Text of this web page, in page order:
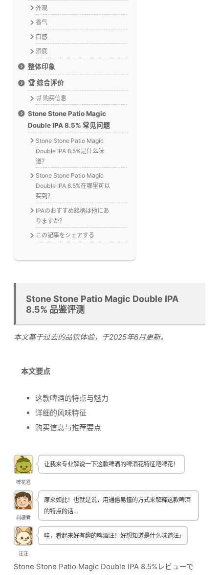
外观
香气
口感
酒底
整体印象
🏆 综合评价
🛒 购买信息
Stone Stone Patio Magic
Double IPA 8.5% 常见问题
Stone Stone Patio Magic
Double IPA 8.5%是什么味
道？
Stone Stone Patio Magic
Double IPA 8.5%在哪里可以
买到？
IPAのおすすめ銘柄は他にあ
りますか？
この記事をシェアする
Stone Stone Patio Magic Double IPA
8.5% 品鉴评测
本文基于过去的品饮体验，于2025年6月更新。
本文要点
这款啤酒的特点与魅力
详细的风味特征
购买信息与推荐要点
啤花君
让我来专业解说一下这款啤酒的啤酒花特征吧啤花！
利穗君
原来如此！也就是说，用通俗易懂的方式来解释这款啤酒
的特点的话…
汪汪
哇，看起来好有趣的啤酒汪！好想知道是什么味道汪♪
Stone Stone Patio Magic Double IPA 8.5%レビューで